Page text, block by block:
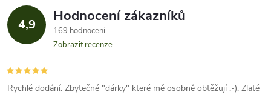
4,9 Hodnocení zákazníků
169 hodnocení
Zobrazit recenze
Rychlé dodání. Zbytečné "dárky" které mě osobně obtěžují :-). Zlaté